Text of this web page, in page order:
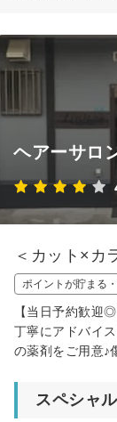
ヘアーサロ
＜カット×カ
ポイントが貯まる
【当日予約歓迎
丁寧にアドバイ
の薬剤をご用意♪
スペシャ